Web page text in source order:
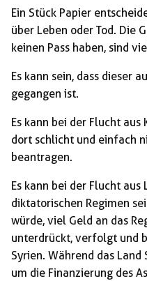
Ein Stück Papier
über Leben oder Tod. Die
keinen Pass haben, sind
Es kann sein, dass dieser
gegangen ist.
Es kann bei der Flucht aus
dort schlicht und einfach
beantragen.
Es kann bei der Flucht
diktatorischen Regimen
würde, viel Geld an das
unterdrückt, verfolgt und
Syrien. Während das
um die Finanzierung des